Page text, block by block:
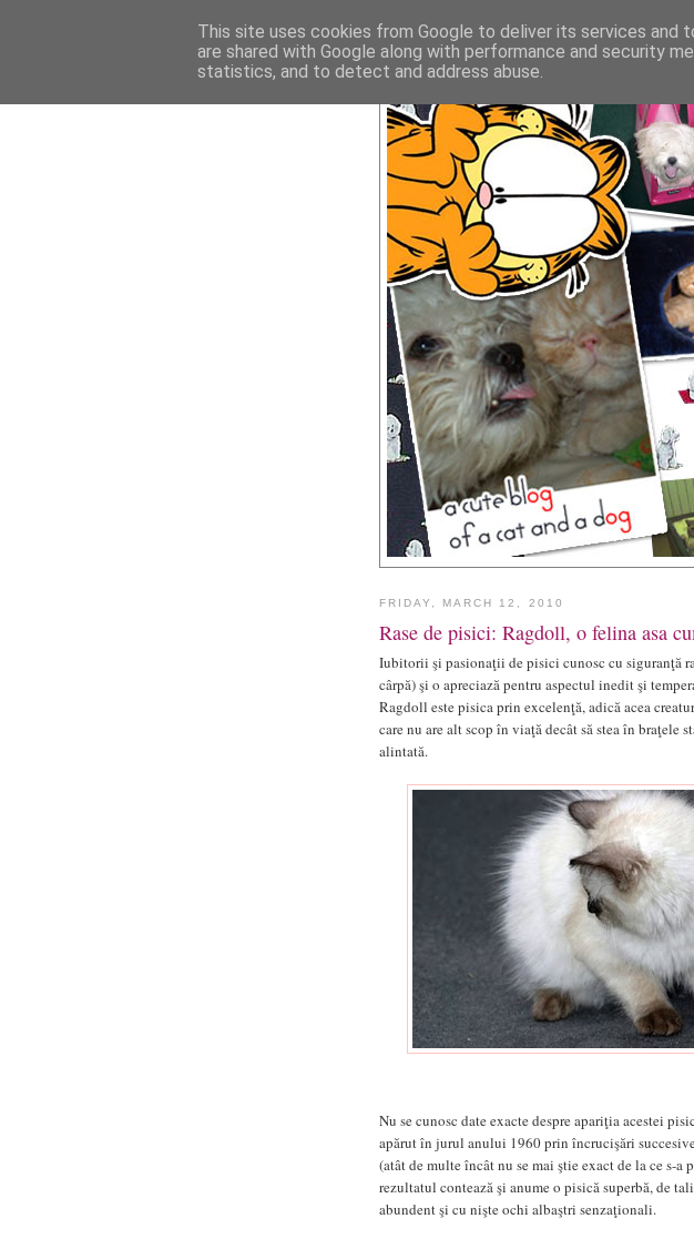
FRIDAY, MARCH 12, 2010
Rase de pisici: Ragdoll, o felina asa
Iubitorii şi pasionaţii de pisici cunosc cu siguranţă
cârpă) şi o apreciază pentru aspectul inedit şi
Ragdoll este pisica prin excelenţă, adică acea
care nu are alt scop în viaţă decât să stea în braţele
alintată.
Nu se cunosc date exacte despre apariţia acestei
apărut în jurul anului 1960 prin încrucişări
(atât de multe încât nu se mai ştie exact de la ce s-a
rezultatul contează şi anume o pisică superbă, de
abundent şi cu nişte ochi albaştri senzaţionali.
This site uses cookies from Google to deliver its services and
are shared with Google along with performance and security
statistics, and to detect and address abuse.